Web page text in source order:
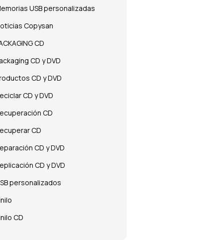
USB personalizadas
Copysan
CD
CD y DVD
CD y DVD
CD y DVD
CD
CD
CD y DVD
CD y DVD
personalizados
CD